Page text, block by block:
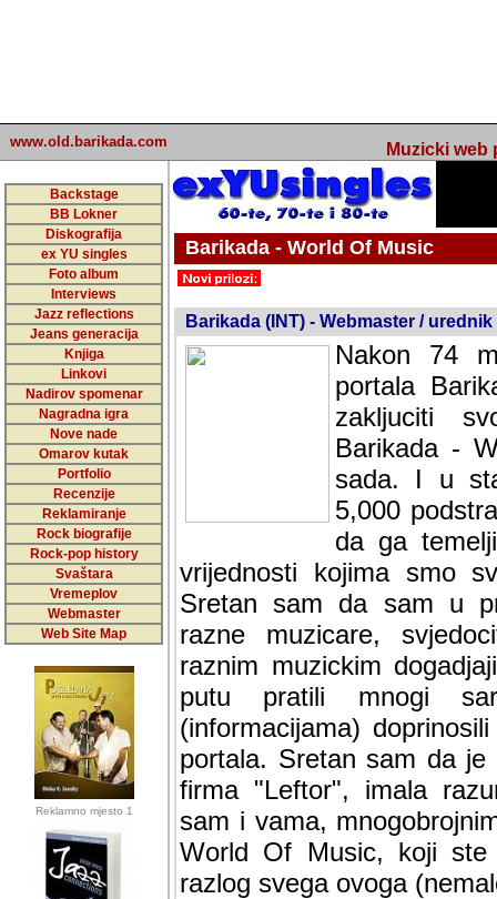
www.old.barikada.com Muzicki web
Backstage
BB Lokner
Diskografija
ex YU singles
Foto album
Interviews
Jazz reflections
Jeans generacija
Knjiga
Linkovi
Nadirov spomenar
Nagradna igra
Nove nade
Omarov kutak
Portfolio
Recenzije
Reklamiranje
Rock biografije
Rock-pop history
Svaštara
Vremeplov
Webmaster
Web Site Map
Reklamno mjesto 1
Barikada - World Of Music
Barikada (INT) - Webmaster / urednik
Nakon 74
portala
zakljuciti
Barikada -
sada. I u
5,000
da ga
vrijednosti kojima smo
Sretan sam da sam u
muzicare, svjedociti
muzickim dogadjajima...
mnogi saradnici koji
doprinosili vrijednosti i
sam da je i moj web
imala razumijevanja za
mnogobrojnim
Music, koji ste ga
ovoga (nemalog) rada.